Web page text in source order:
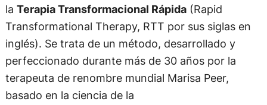
la Terapia Transformacional Rápida(Rapid
Transformational Therapy, RTT por sus siglas en
inglés). Se trata de un método, desarrollado y
perfeccionado durante más de 30 años por la
terapeuta de renombre mundial Marisa Peer,
basado en la ciencia de la